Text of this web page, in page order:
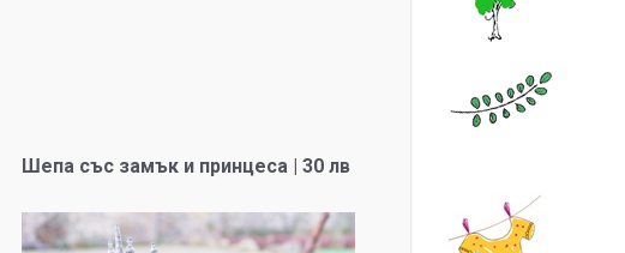
Шепа със замък и принцеса | 30 лв